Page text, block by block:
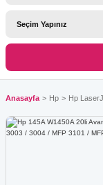
Anasayfa Hp Hp